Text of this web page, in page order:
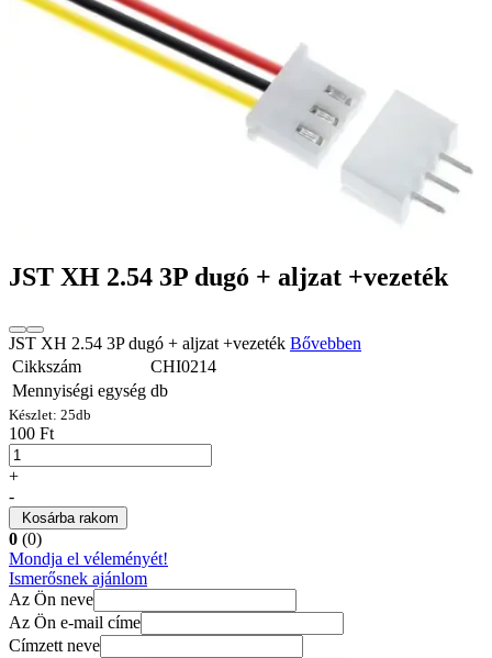
JST XH 2.54 3P dugó + aljzat +vezeték
JST XH 2.54 3P dugó + aljzat +vezeték Bővebben
Cikkszám
CHI0214
Mennyiségi egység db
Készlet: 25db
100 Ft
+
-
Kosárba rakom
0 (0)
Mondja el véleményét!
Ismerősnek ajánlom
Az Ön neve
Az Ön e-mail címe
Címzett neve